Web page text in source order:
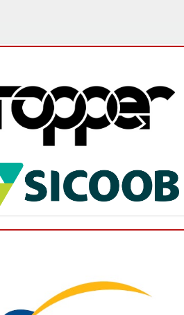
inscrições para os
participar do Campeonato
Sub-17
de Futebol (FMF) comunica que
para o Campeonato
desta...Leia mais
o Campeonato Mineiro
quarta-feira (27/05), a um
Leia mais